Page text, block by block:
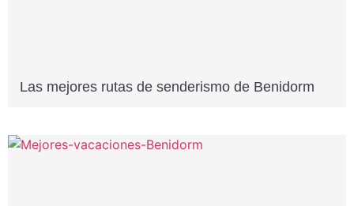
Las mejores rutas de senderismo de Benidorm